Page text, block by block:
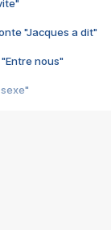
"Jacques a dit"
nous"